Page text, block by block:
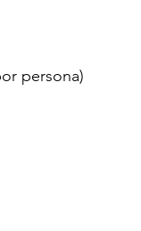
persona)